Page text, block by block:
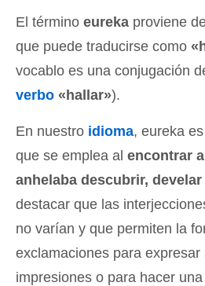
El término eureka proviene
que puede traducirse como
vocablo es una conjugación
verbo «hallar»).
En nuestro idioma, eureka
que se emplea al encontrar
anhelaba descubrir,
destacar que las
no varían y que permiten la
exclamaciones para
impresiones o para hacer